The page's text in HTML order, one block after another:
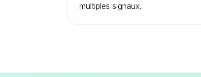
multiples signaux.